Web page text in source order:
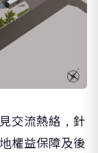
交流熱絡，針
權益保障及後